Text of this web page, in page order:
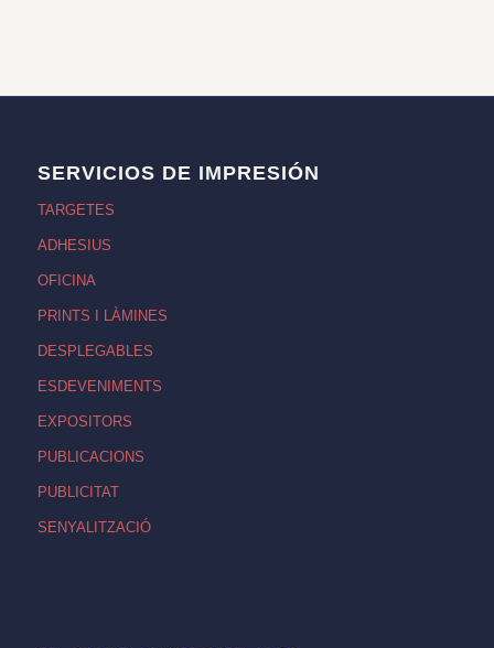
SERVICIOS DE IMPRESIÓN
TARGETES
ADHESIUS
OFICINA
PRINTS I LÀMINES
DESPLEGABLES
ESDEVENIMENTS
EXPOSITORS
PUBLICACIONS
PUBLICITAT
SENYALITZACIÓ